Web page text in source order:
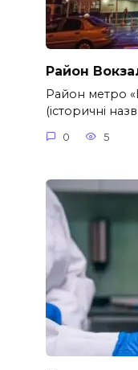
Район
Район метро
(історичні
0 5